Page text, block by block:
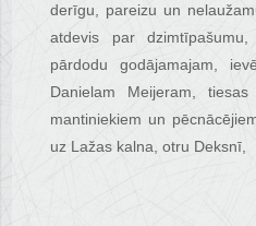
derīgu, pareizu un
atdevis par
pārdodu godājamajam,
Danielam Meijeram,
mantiniekiem un
uz Lažas kalna, otru Deksnī,